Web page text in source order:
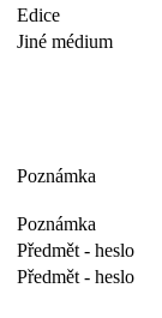
Edice
Jiné médium
Poznámka
Poznámka
Předmět - heslo
Předmět - heslo